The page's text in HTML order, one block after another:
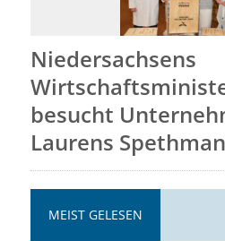
Niedersachsens
besucht
Laurens
MEIST GELESEN